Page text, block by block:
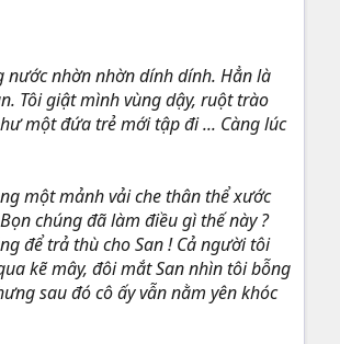
nhờn nhờn dính dính. Hẳn là
Tôi giật mình vùng dậy, ruột trào
một đứa trẻ mới tập đi ... Càng lúc
một mảnh vải che thân thể xước
chúng đã làm điều gì thế này ?
để trả thù cho San ! Cả người tôi
kẽ mây, đôi mắt San nhìn tôi bỗng
sau đó cô ấy vẫn nằm yên khóc